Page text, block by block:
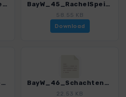
BayW_44_VAR_Rachel_Rachelsee_4225_8.gpx BayW_45_RachelSpeichersee_4225_8.gpx
58.55 KB
Download
BayW_45_VAR_Frauenauer Rachelsteig_4225_8.gpx BayW_46_SchachtenundFilze_4225_8.gpx
22.53 KB